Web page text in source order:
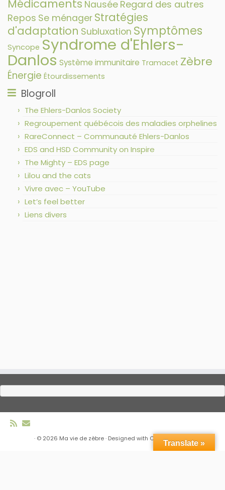
Médicaments Nausée Regard des autres
Repos Se ménager Stratégies
d'adaptation Subluxation Symptômes
Syncope Syndrome d'Ehlers-
Danlos Système immunitaire Tramacet Zèbre
Énergie Étourdissements
Blogroll
The Ehlers-Danlos Society
Regroupement québécois des maladies orphelines
RareConnect – Communauté Ehlers-Danlos
EDS and HSD Community on Inspire
The Mighty – EDS page
Lilou and the cats
Vivre avec – YouTube
Let’s feel better
Liens divers
· © 2026 Ma vie de zèbre· Designed with Customizr Pro
Translate »